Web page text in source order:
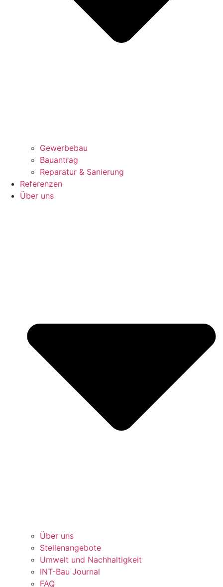
Gewerbebau
Bauantrag
Reparatur & Sanierung
Referenzen
Über uns
Über uns
Stellenangebote
Umwelt und Nachhaltigkeit
INT-Bau Journal
FAQ